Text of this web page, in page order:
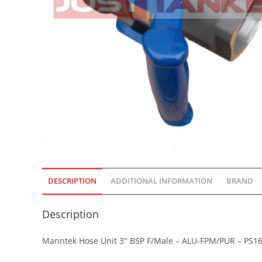
DESCRIPTION ADDITIONAL INFORMATION BRAND
Description
Manntek Hose Unit 3″ BSP F/Male – ALU-FPM/PUR – PS16